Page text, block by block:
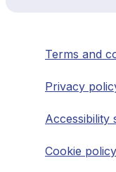
Terms and
Privacy
Accessibility
Cookie policy